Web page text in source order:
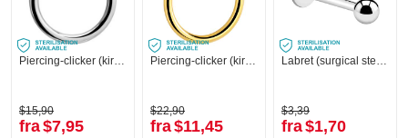
Piercing-clicker (kirurgisk stål, sølv, blank finish)
$15,90
fra$7,95
Piercing-clicker (kirurgisk stål, guld, blank finish)
$22,90
fra$11,45
Labret (surgical steel, silver, shiny finish)
$3,39
fra$1,70